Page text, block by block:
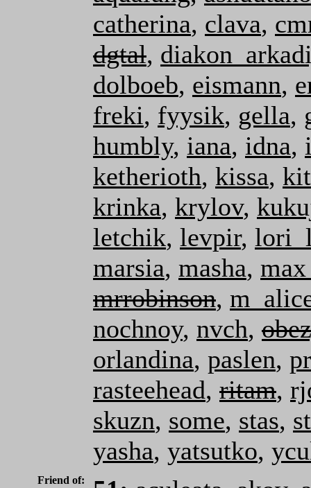
catherina, clava,
dgtal,
dolboeb, eismann,
freki, fyysik, gella,
humbly, iana, idna,
ketherioth, kissa,
krinka, krylov,
letchik, levpir,
marsia, masha,
mrrobinson,
nochnoy, nvch,
orlandina, paslen,
rasteehead, ritam,
skuzn, some, stas,
yasha, yatsutko,
Friend of: